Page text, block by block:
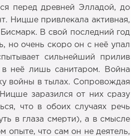
перед древней Элладой, до
Ницше привлекала активная,
В свой последний год
но очень скоро он с неё упал
сильнейший прилив
в неё лишь санитаром. Война
войны в тылах. Сопровождая
заразился от них сразу
что в обоих случаях речь
в глаза смерти), а в смысле
опыте, что сам он не деятель,